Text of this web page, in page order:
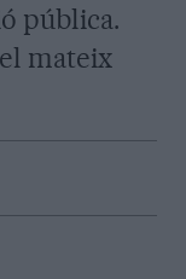
pública.
mateix